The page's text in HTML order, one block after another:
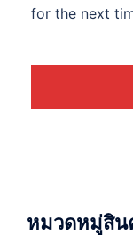
for the next
หมวดหมู่สิน